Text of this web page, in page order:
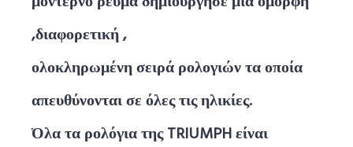
,διαφορετική ,
ολοκληρωμένη σειρά ρολογιών τα οποία
απευθύνονται σε όλες τις ηλικίες.
Όλα τα ρολόγια της TRIUMPH είναι